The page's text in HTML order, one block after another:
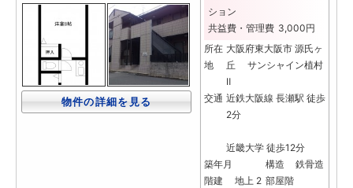
物件の詳細を見る
ション
共益費・管理費 3,000円
所在
地
大阪府東大阪市 源氏ヶ
丘 サンシャイン植村
Ⅱ
交通 近鉄大阪線 長瀬駅 徒歩
2分
近畿大学 徒歩12分
築年月
構造
鉄骨造
階建
地上 2 部屋階